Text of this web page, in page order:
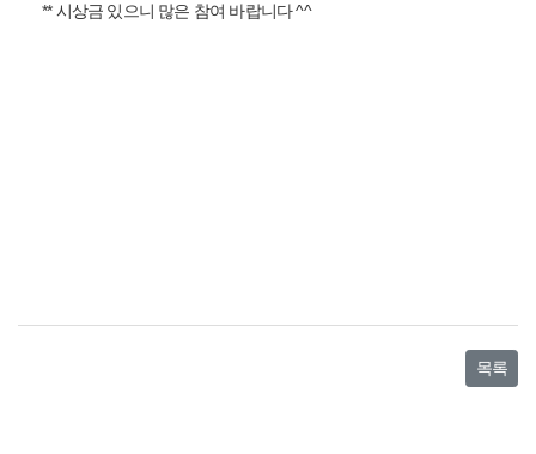
** 시상금 있으니 많은 참여 바랍니다 ^^
목록